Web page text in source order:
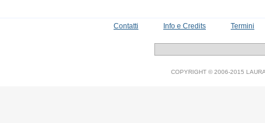
Contatti Info e Credits Termini
COPYRIGHT © 2006-2015